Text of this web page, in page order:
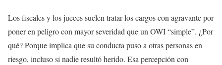
Los fiscales y los jueces suelen tratar los cargos con agravante por
poner en peligro con mayor severidad que un OWI “simple”. ¿Por
qué? Porque implica que su conducta puso a otras personas en
riesgo, incluso si nadie resultó herido. Esa percepción con